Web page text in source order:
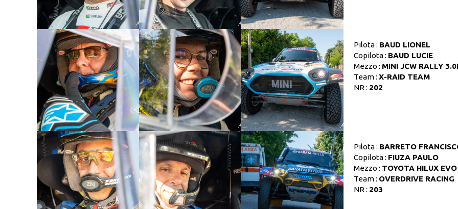
Pilota : BAUD LIONEL
Copilota : BAUD LUCIE
Mezzo : MINI JCW RALLY
Team : X-RAID TEAM
NR : 202
Pilota : BARRETO
Copilota : FIUZA PAULO
Mezzo : TOYOTA HILUX EVO
Team : OVERDRIVE RACING
NR : 203